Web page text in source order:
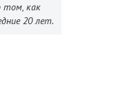
том, как
20 лет.